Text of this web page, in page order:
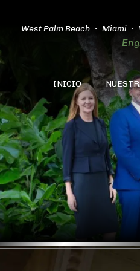
West Palm Beach Miami
INICIO